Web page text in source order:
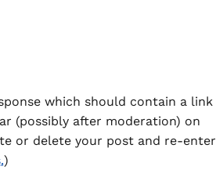
which should contain a link
(possibly after moderation) on
or delete your post and re-enter
)